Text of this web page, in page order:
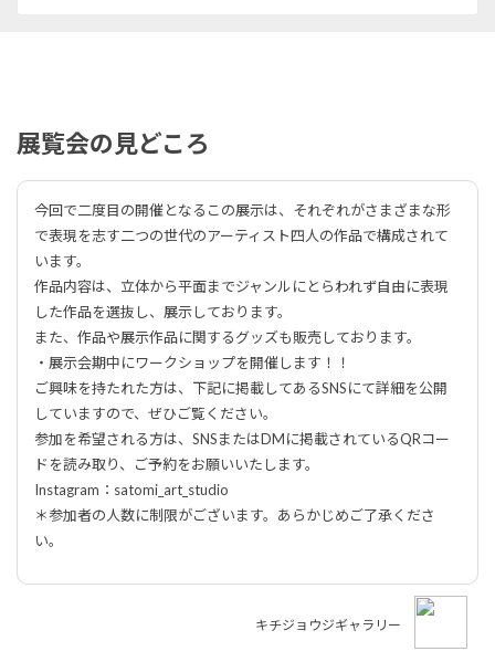
展覧会の見どころ
今回で二度目の開催となるこの展示は、それぞれがさまざまな形
で表現を志す二つの世代のアーティスト四人の作品で構成されて
います。
作品内容は、立体から平面までジャンルにとらわれず自由に表現
した作品を選抜し、展示しております。
また、作品や展示作品に関するグッズも販売しております。
・展示会期中にワークショップを開催します！！
ご興味を持たれた方は、下記に掲載してあるSNSにて詳細を公開
していますので、ぜひご覧ください。
参加を希望される方は、SNSまたはDMに掲載されているQRコー
ドを読み取り、ご予約をお願いいたします。
Instagram：satomi_art_studio
＊参加者の人数に制限がございます。あらかじめご了承くださ
い。
キチジョウジギャラリー